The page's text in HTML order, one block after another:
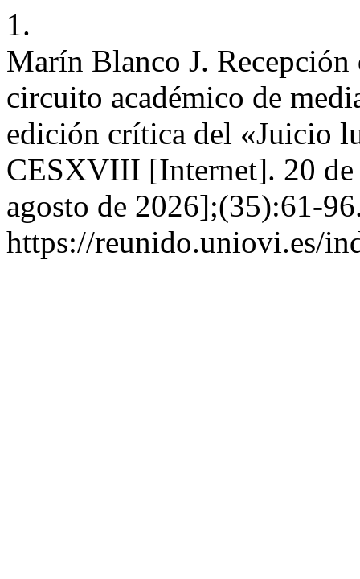
1.
Marín Blanco J. Recepción
circuito académico de
edición crítica del «Juicio
CESXVIII [Internet]. 20
agosto de 2026];(35):61-
https://reunido.uniovi.es/